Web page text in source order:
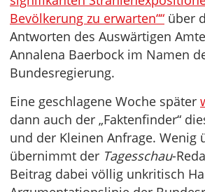
Bevölkerung zu erwarten““ über
Antworten des Auswärtigen
Annalena Baerbock im Namen
Bundesregierung.
Eine geschlagene Woche später
dann auch der „Faktenfinder“
und der Kleinen Anfrage. Wenig
übernimmt der Tagesschau-
Beitrag dabei völlig unkritisch